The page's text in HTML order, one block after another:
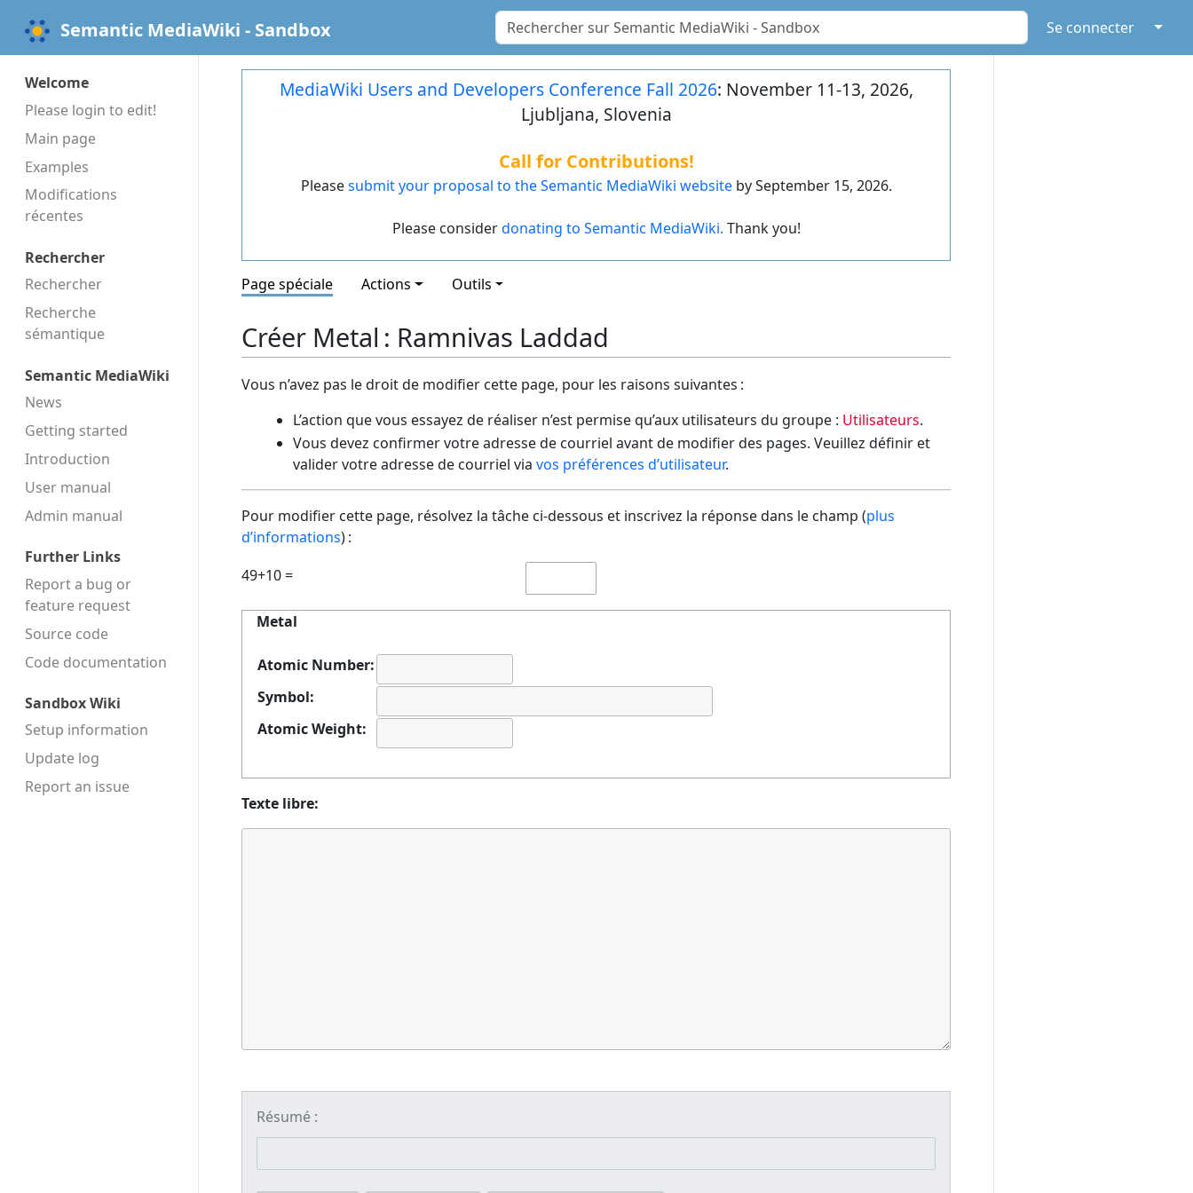
Semantic MediaWiki - Sandbox Se connecter ↓
Welcome
Please login to edit!
Main page
Examples
Modifications
récentes
Rechercher
Rechercher
Recherche
sémantique
Semantic MediaWiki
News
Getting started
Introduction
User manual
Admin manual
Further Links
Report a bug or
feature request
Source code
Code docu­mentation
Sandbox Wiki
Setup information
Update log
Report an issue
MediaWiki Users and Developers Conference Fall 2026: November 11-13, 2026,
Ljubljana, Slovenia
Call for Contributions!
Pleasesubmit your proposal to the Semantic MediaWiki websiteby September 15, 2026.
Please considerdonating to Semantic MediaWiki. Thank you!
Page spéciale Actions Outils
Créer Metal : Ramnivas Laddad
Vous n’avez pas le droit de modifier cette page, pour les raisons suivantes :
L’action que vous essayez de réaliser n’est permise qu’aux utilisateurs du groupe : Utilisateurs.
Vous devez confirmer votre adresse de courriel avant de modifier des pages. Veuillez définir et
valider votre adresse de courriel via vos préférences d’utilisateur.
Pour modifier cette page, résolvez la tâche ci-dessous et inscrivez la réponse dans le champ (plus
d’informations) :
49+10 =
Metal
Atomic Number:
Symbol:
Atomic Weight:
Texte libre:
Résumé :